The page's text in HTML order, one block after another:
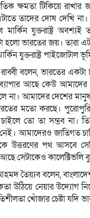
ক্ষমতা টিকিয়ে
তাদের দোষ দেখি না।
যুক্তরাষ্ট্র
হলো ভারতের জয়। তারা
যুক্তরাষ্ট্র পাইজোটাল
বলেন, ভারতের একটা
আছে কেউ
না। আমাদের দেশের মানুষ
মতো করছে।
চাইলে তো তা সম্ভব না।
আমাদেরও জাতিগত
উত্তরণের পথ আসবে
সেটাকেও
তৈয়্যব বলেন,
উঠিয়ে নেয়ার উদ্যোগ
খোঁজার চেষ্টা যদি